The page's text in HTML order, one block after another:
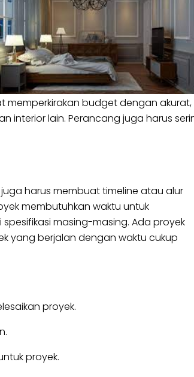
memperkirakan budget dengan akurat,
interior lain. Perancang juga harus
harus membuat timeline atau alur
membutuhkan waktu untuk
masing-masing. Ada proyek
yang berjalan dengan waktu cukup
proyek.
proyek.